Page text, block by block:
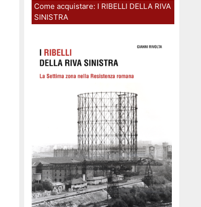
Come acquistare: I RIBELLI DELLA RIVA
SINISTRA